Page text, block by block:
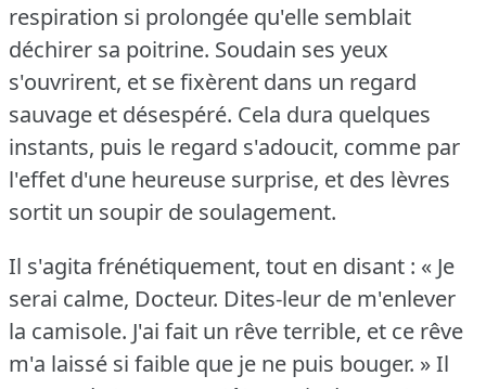
respiration si prolongée qu'elle semblait
déchirer sa poitrine. Soudain ses yeux
s'ouvrirent, et se fixèrent dans un regard
sauvage et désespéré. Cela dura quelques
instants, puis le regard s'adoucit, comme par
l'effet d'une heureuse surprise, et des lèvres
sortit un soupir de soulagement.
Il s'agita frénétiquement, tout en disant : « Je
serai calme, Docteur. Dites-leur de m'enlever
la camisole. J'ai fait un rêve terrible, et ce rêve
m'a laissé si faible que je ne puis bouger. » Il